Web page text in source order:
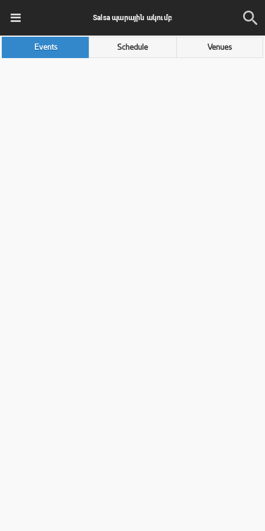
Salsa պարային ակումբ
Events Schedule Venues